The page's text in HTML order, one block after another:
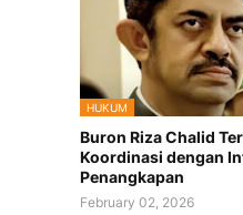
HUKUM
Buron Riza Chalid
Koordinasi dengan
Penangkapan
February 02, 2026